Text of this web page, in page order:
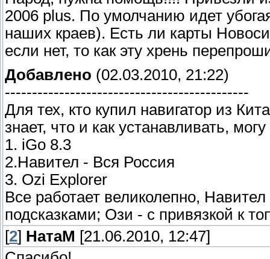
2006 plus. По умолчанию идет
наших краев). Есть ли карты
если нет, то как эту хрень
Добавлено (02.03.2010, 21:22)
---------------------------------------------
Для тех, кто купил навигатор из
знает, что и как устанавливать,
1. iGo 8.3
2.Навител - Вся Россия
3. Ozi Explorer
Все работает великолепно,
подсказками; Ози - с привязкой к
[2] НатаМ [21.06.2010, 12:47]